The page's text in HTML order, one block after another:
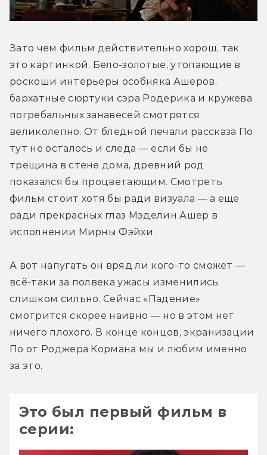
Зато чем фильм действительно хорош, так
это картинкой. Бело-золотые, утопающие в
роскоши интерьеры особняка Ашеров,
бархатные сюртуки сэра Родерика и кружева
погребальных занавесей смотрятся
великолепно. От бледной печали рассказа По
тут не осталось и следа — если бы не
трещина в стене дома, древний род
показался бы процветающим. Смотреть
фильм стоит хотя бы ради визуала — а ещё
ради прекрасных глаз Мэделин Ашер в
исполнении Мирны Фэйхи.
А вот напугать он вряд ли кого-то сможет —
всё-таки за полвека ужасы изменились
слишком сильно. Сейчас «Падение»
смотрится скорее наивно — но в этом нет
ничего плохого. В конце концов, экранизации
По от Роджера Кормана мы и любим именно
за это.
Это был первый фильм в
серии: